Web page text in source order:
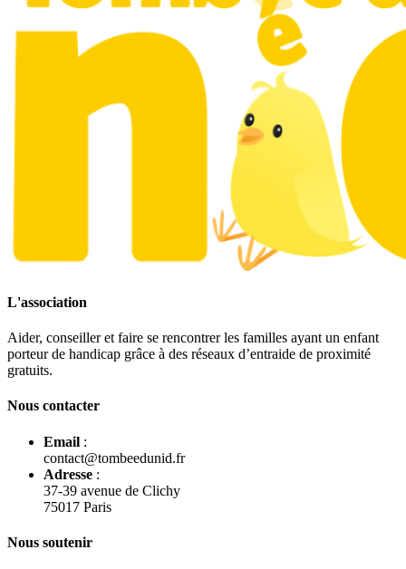
L'association
Aider, conseiller et faire se rencontrer les familles ayant un enfant
porteur de handicap grâce à des réseaux d’entraide de proximité
gratuits.
Nous contacter
Email :
contact@tombeedunid.fr
Adresse :
37-39 avenue de Clichy
75017 Paris
Nous soutenir